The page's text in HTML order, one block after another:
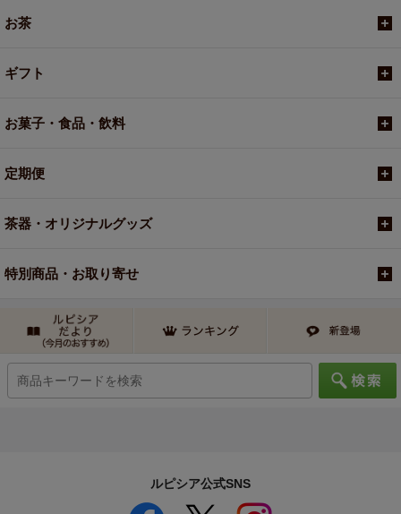
お茶
ギフト
お菓子・食品・飲料
定期便
茶器・オリジナルグッズ
特別商品・お取り寄せ
ルピシア公式SNS